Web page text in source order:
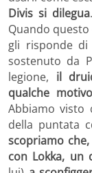
Divis si dilegua
Quando questo
gli risponde
sostenuto da
legione, il
qualche
Abbiamo visto
della puntata
scopriamo
con Lokka, un